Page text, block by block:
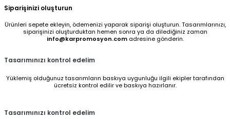
Siparişinizi oluşturun
Ürünleri sepete ekleyin, ödemenizi yaparak siparişi oluşturun. Tasarımlarınızı,
siparişinizi oluşturduktan hemen sonra ya da dilediğiniz zaman
info@karpromosyon.comadresine gönderin.
Tasarımınızı kontrol edelim
Yüklemiş olduğunuz tasarımların baskıya uygunluğu ilgili ekipler tarafından
ücretsiz kontrol edilir ve baskıya hazırlanır.
Tasarımınızı kontrol edelim